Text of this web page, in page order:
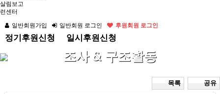
살림보고
런센터
일반회원가입
일반회원 로그인 후원회원 로그인
정기후원신청 일시후원신청
조사 & 구조활동
공유
목록